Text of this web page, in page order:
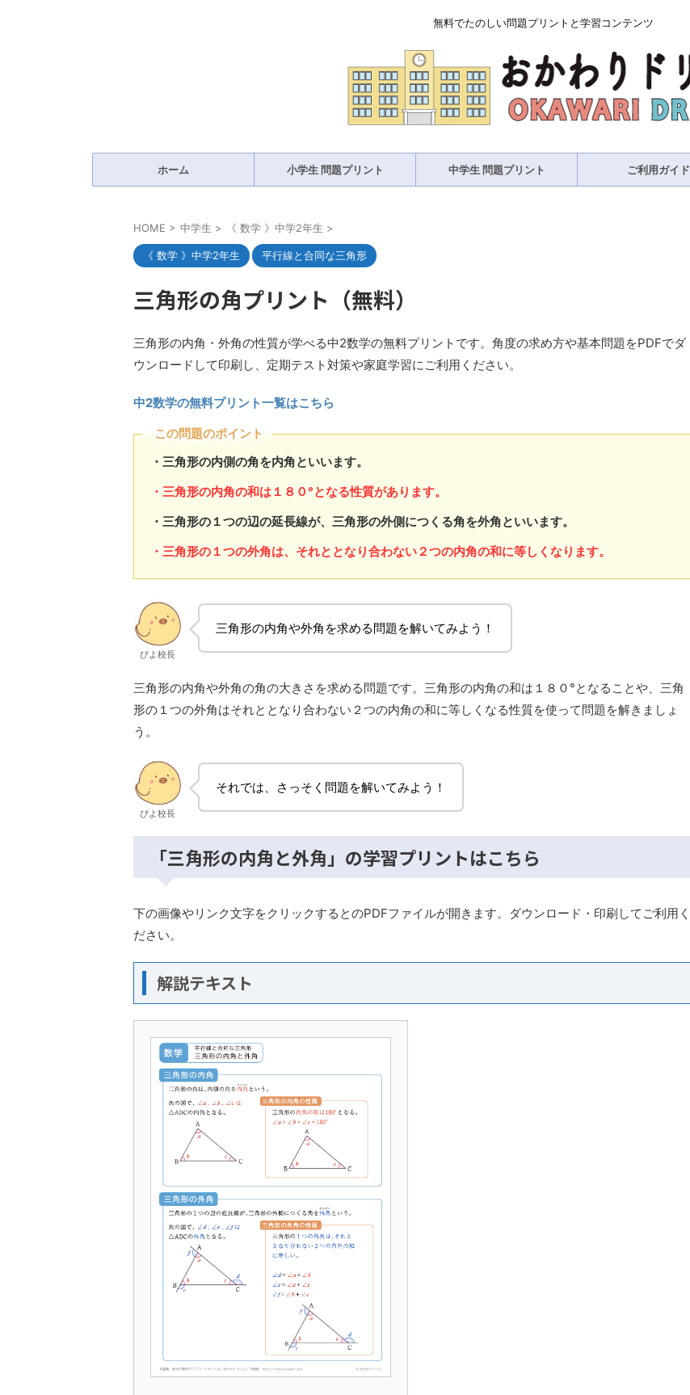
無料でたのしい問題プリントと学習コンテンツ
ホーム 小学生 問題プリント 中学生 問題プリント ご利用ガイド
HOME > 中学生 > 《 数学 》中学2年生 >
《 数学 》中学2年生 平行線と合同な三角形
三角形の角プリント（無料）
三角形の内角・外角の性質が学べる中2数学の無料プリントです。角度の求め方や基本問題をPDFでダ
ウンロードして印刷し、定期テスト対策や家庭学習にご利用ください。
中2数学の無料プリント一覧はこちら
この問題のポイント
・三角形の内側の角を内角といいます。
・三角形の内角の和は１８０°となる性質があります。
・三角形の１つの辺の延長線が、三角形の外側につくる角を外角といいます。
・三角形の１つの外角は、それととなり合わない２つの内角の和に等しくなります。
ぴよ校長
三角形の内角や外角を求める問題を解いてみよう！
三角形の内角や外角の角の大きさを求める問題です。三角形の内角の和は１８０°となることや、三角
形の１つの外角はそれととなり合わない２つの内角の和に等しくなる性質を使って問題を解きましょ
う。
ぴよ校長
それでは、さっそく問題を解いてみよう！
「三角形の内角と外角」の学習プリントはこちら
下の画像やリンク文字をクリックするとのPDFファイルが開きます。ダウンロード・印刷してご利用く
ださい。
解説テキスト